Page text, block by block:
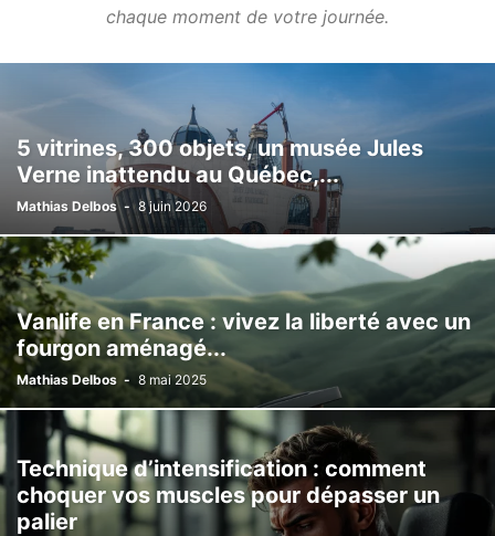
chaque moment de votre journée.
5 vitrines, 300 objets, un musée Jules
Verne inattendu au Québec,...
Mathias Delbos - 8 juin 2026
Vanlife en France : vivez la liberté avec un
fourgon aménagé...
Mathias Delbos - 8 mai 2025
Technique d’intensification : comment
choquer vos muscles pour dépasser un
palier